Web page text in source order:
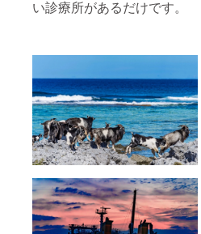
い診療所があるだけです。